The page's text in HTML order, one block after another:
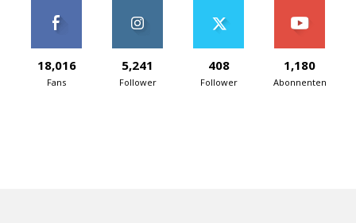
18,016
Fans
5,241
Follower
408
Follower
1,180
Abonnenten